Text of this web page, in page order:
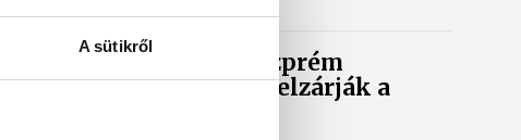
A sütikről
Lekapcsolják Veszprém
díszkivilágítását, elzárják a